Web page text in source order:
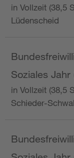
in Vollzeit (38,5
Lüdenscheid
Soziales
in Vollzeit (38,5
Schieder-